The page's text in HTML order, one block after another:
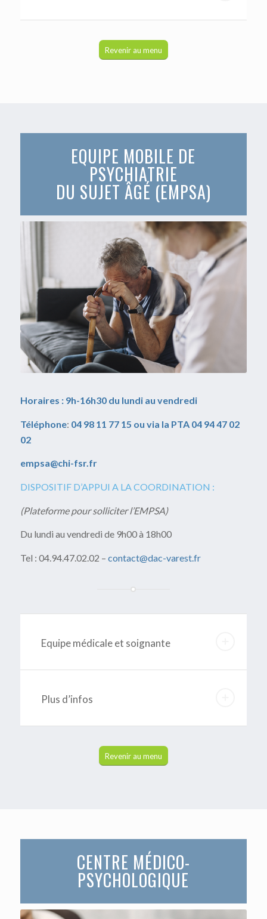
Revenir au menu
EQUIPE MOBILE DE
PSYCHIATRIE
DU SUJET ÂGÉ (EMPSA)
Horaires : 9h-16h30 du lundi au vendredi
Téléphone: 04 98 11 77 15 ou via la PTA 04 94 47 02
02
empsa@chi-fsr.fr
DISPOSITIF D’APPUI A LA COORDINATION :
(Plateforme pour solliciter l’EMPSA)
Du lundi au vendredi de 9h00 à 18h00
Tel : 04.94.47.02.02 – contact@dac-varest.fr
Equipe médicale et soignante
Plus d’infos
Revenir au menu
CENTRE MÉDICO-
PSYCHOLOGIQUE